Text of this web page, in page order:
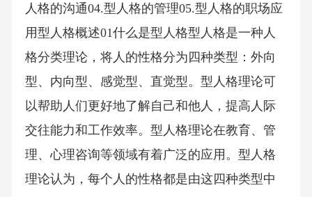
人格的沟通04.型人格的管理05.型人格的职场应
用型人格概述01什么是型人格型人格是一种人
格分类理论，将人的性格分为四种类型：外向
型、内向型、感觉型、直觉型。型人格理论可
以帮助人们更好地了解自己和他人，提高人际
交往能力和工作效率。型人格理论在教育、管
理、心理咨询等领域有着广泛的应用。型人格
理论认为，每个人的性格都是由这四种类型中